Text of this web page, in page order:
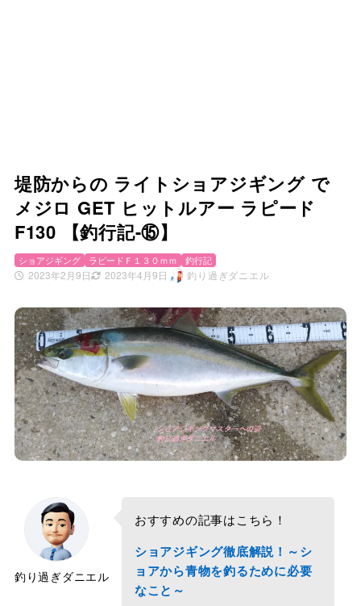
堤防からの ライトショアジギング で
メジロ GET ヒットルアー ラピード
F130 【釣行記-⑮】
2023年2月9日 2023年4月9日 釣り過ぎダニエル
ショアジギング ラピードＦ１３０ｍｍ 釣行記
釣り過ぎダニエル
おすすめの記事はこちら！
ショアジギング徹底解説！～シ
ョアから青物を釣るために必要
なこと～